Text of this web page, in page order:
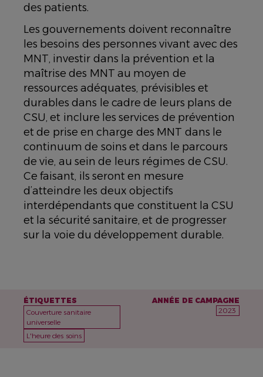
des patients.
Les gouvernements doivent reconnaître
les besoins des personnes vivant avec des
MNT, investir dans la prévention et la
maîtrise des MNT au moyen de
ressources adéquates, prévisibles et
durables dans le cadre de leurs plans de
CSU, et inclure les services de prévention
et de prise en charge des MNT dans le
continuum de soins et dans le parcours
de vie, au sein de leurs régimes de CSU.
Ce faisant, ils seront en mesure
d’atteindre les deux objectifs
interdépendants que constituent la CSU
et la sécurité sanitaire, et de progresser
sur la voie du développement durable.
ÉTIQUETTES
Couverture sanitaire
universelle
L'heure des soins
ANNÉE DE CAMPAGNE
2023